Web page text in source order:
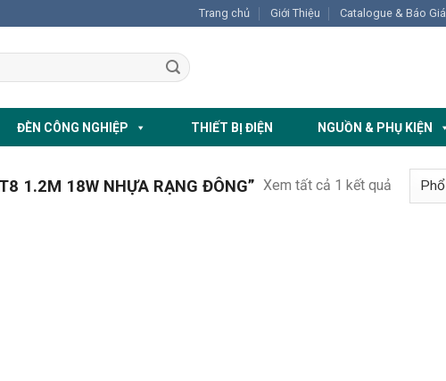
Trang chủ Giới Thiệu Catalogue & Báo Giá
ĐÈN CÔNG NGHIỆP THIẾT BỊ ĐIỆN NGUỒN & PHỤ KIỆN
1.2M 18W NHỰA RẠNG ĐÔNG” Xem tất cả 1 kết quả